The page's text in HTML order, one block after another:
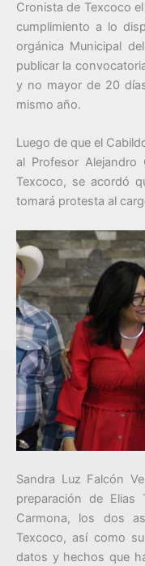
Cronista de Texcoco
cumplimiento a lo
orgánica Municipal
publicar la
y no mayor de 20
mismo año.
Luego de que el
al Profesor
Texcoco, se acordó
tomará protesta al
Sandra Luz Falcón
preparación de Elias
Carmona, los dos
Texcoco, así como
datos y hechos que